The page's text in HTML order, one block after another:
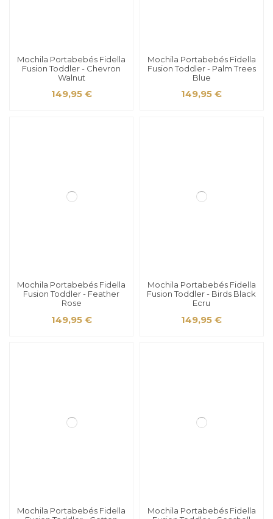
Mochila Portabebés Fidella
Fusion Toddler - Chevron
Walnut
149,95 €
Mochila Portabebés Fidella
Fusion Toddler - Palm Trees
Blue
149,95 €
Mochila Portabebés Fidella
Fusion Toddler - Feather
Rose
149,95 €
Mochila Portabebés Fidella
Fusion Toddler - Birds Black
Ecru
149,95 €
Mochila Portabebés Fidella
Mochila Portabebés Fidella